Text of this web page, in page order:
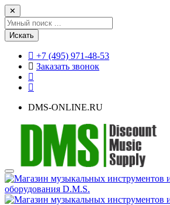
✕
Искать
+7 (495) 971-48-53
Заказать звонок
DMS-ONLINE.RU